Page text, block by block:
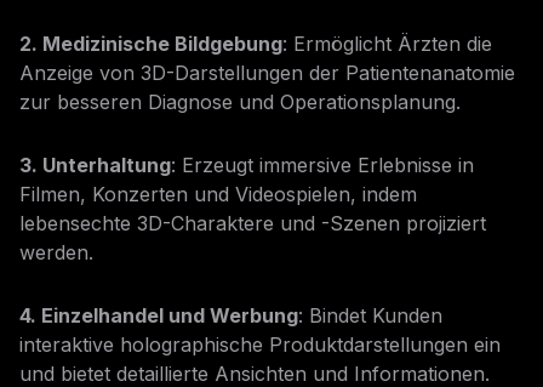
2. Medizinische Bildgebung: Ermöglicht Ärzten die
Anzeige von 3D-Darstellungen der Patientenanatomie
zur besseren Diagnose und Operationsplanung.
3. Unterhaltung: Erzeugt immersive Erlebnisse in
Filmen, Konzerten und Videospielen, indem
lebensechte 3D-Charaktere und -Szenen projiziert
werden.
4. Einzelhandel und Werbung: Bindet Kunden
interaktive holographische Produktdarstellungen ein
und bietet detaillierte Ansichten und Informationen.